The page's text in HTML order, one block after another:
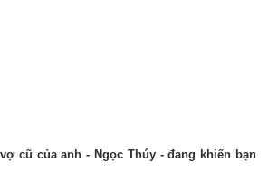
cũ của anh - Ngọc Thúy - đang khiến bạn